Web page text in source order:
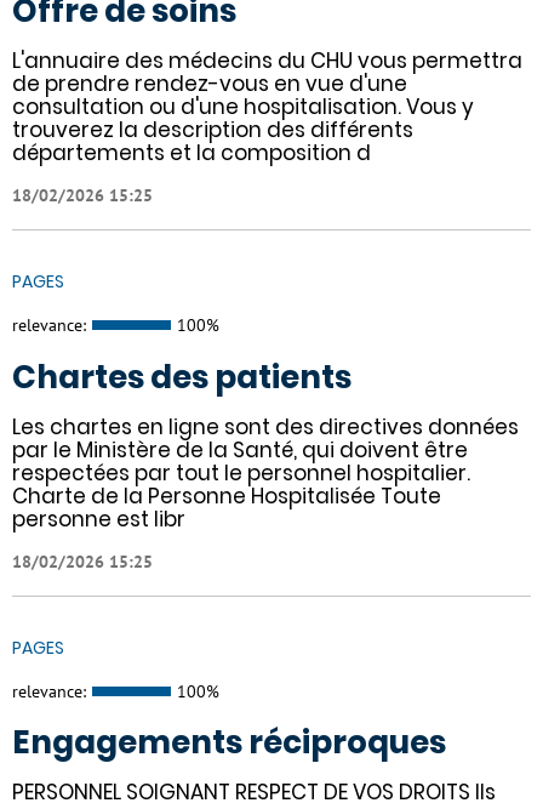
Offre de soins
L'annuaire des médecins du CHU vous permettra
de prendre rendez-vous en vue d'une
consultation ou d'une hospitalisation. Vous y
trouverez la description des différents
départements et la composition d
18/02/2026 15:25
PAGES
relevance: 100%
Chartes des patients
Les chartes en ligne sont des directives données
par le Ministère de la Santé, qui doivent être
respectées par tout le personnel hospitalier.
Charte de la Personne Hospitalisée Toute
personne est libr
18/02/2026 15:25
PAGES
relevance: 100%
Engagements réciproques
PERSONNEL SOIGNANT RESPECT DE VOS DROITS Ils